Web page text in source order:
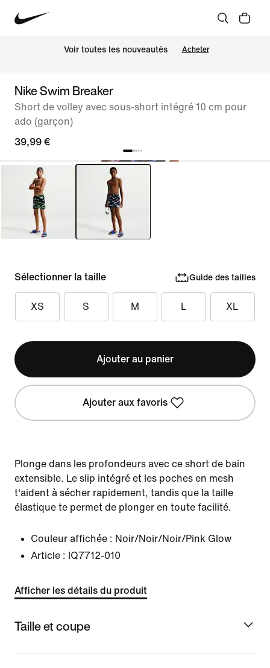
Voir toutes les nouveautés Acheter
Nike Swim Breaker
Short de volley avec sous-short intégré 10 cm pour
ado (garçon)
39,99 €
Sélectionner la taille Guide des tailles
XS S M L XL
Ajouter au panier
Ajouter aux favoris
Plonge dans les profondeurs avec ce short de bain
extensible. Le slip intégré et les poches en mesh
t'aident à sécher rapidement, tandis que la taille
élastique te permet de plonger en toute facilité.
Couleur affichée : Noir/Noir/Noir/Pink Glow
Article : IQ7712-010
Afficher les détails du produit
Taille et coupe